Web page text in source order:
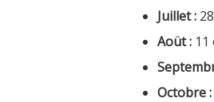
Juillet : 28
Aoüt : 11
Octobre :